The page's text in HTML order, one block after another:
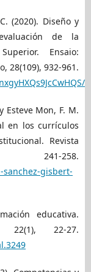
(2020). Diseño y
de la
Ensaio:
28(109), 932-961.
Esteve Mon, F. M.
en los currículos
Revista
258.
gisbert-
educativa.
22(1), 22-27.